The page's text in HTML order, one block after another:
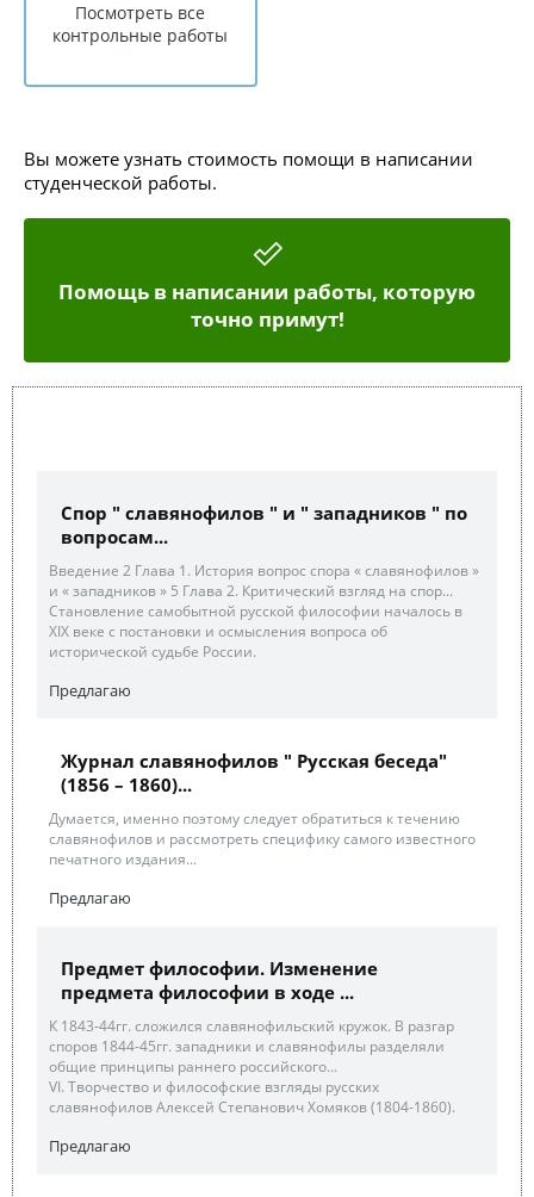
Посмотреть все
контрольные работы
Вы можете узнать стоимость помощи в написании
студенческой работы.
Помощь в написании работы, которую
точно примут!
Спор " славянофилов " и " западников " по
вопросам...
Введение 2 Глава 1. История вопрос спора « славянофилов »
и « западников » 5 Глава 2. Критический взгляд на спор...
Становление самобытной русской философии началось в
XIX веке с постановки и осмысления вопроса об
исторической судьбе России.
Предлагаю
Журнал славянофилов " Русская беседа"
(1856 – 1860)...
Думается, именно поэтому следует обратиться к течению
славянофилов и рассмотреть специфику самого известного
печатного издания...
Предлагаю
Предмет философии. Изменение
предмета философии в ходе ...
К 1843-44гг. сложился славянофильский кружок. В разгар
споров 1844-45гг. западники и славянофилы разделяли
общие принципы раннего российского...
VI. Творчество и философские взгляды русских
славянофилов Алексей Степанович Хомяков (1804-1860).
Предлагаю